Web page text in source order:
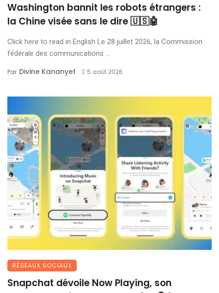
Washington bannit les robots étrangers :
la Chine visée sans le dire 🇺🇸🤖
Click here to read in English Le 28 juillet 2026, la Commission
fédérale des communications ...
Par Divine Kananyet 5 août 2026
RÉSEAUX SOCIAUX
Snapchat dévoile Now Playing, son